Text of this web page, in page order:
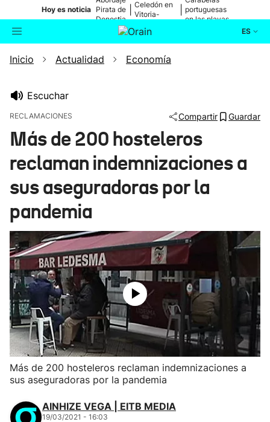
Hoy es noticia Pirata de
Donostia
Celedón en
Vitoria-
portuguesas
en las playas
ES
Buscador Actualidad
Ikusmiran
Eguraldia
Inicio Actualidad Economía
Escuchar
RECLAMACIONES Compartir Guardar
Más de 200 hosteleros
reclaman indemnizaciones a
sus aseguradoras por la
pandemia
Más de 200 hosteleros reclaman indemnizaciones a
sus aseguradoras por la pandemia
AINHIZE VEGA | EITB MEDIA
19/03/2021 - 16:03